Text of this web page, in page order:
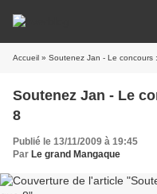
Accueil » Soutenez Jan - Le concours
Soutenez Jan - Le
8
Publié le 13/11/2009 à 19:45
Par Le grand Mangaque